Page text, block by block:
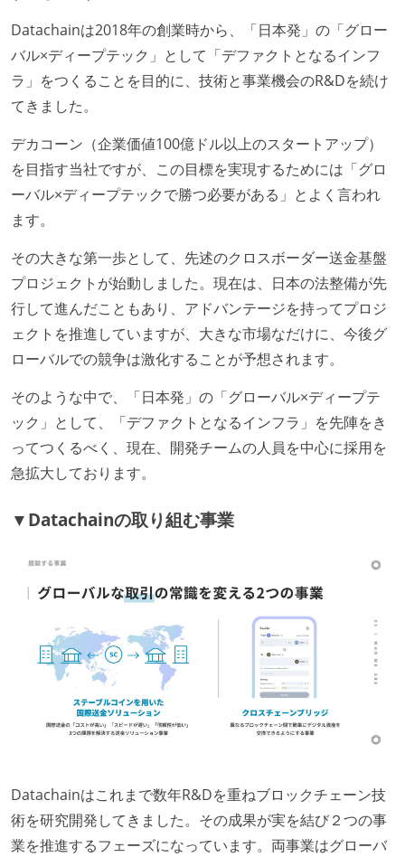
ドキュメントの整備やペアプロ、モブワークなど、ナ
レッジの共有を積極的に行っている（属人性を減らす
取り組みをしている）
1つのプロダクトを5チーム以上の開発チーム（ストリ
ームアラインド、プラットフォーム等）で分担して開
労働環境の自由度
日本国内であれば、居住地は問わずにフルリモートで
きる
2年以内に未就学児を子育てしながら働いていたエン
ジニアがいる
フレックスタイム制または裁量労働制を採用している
メンバーの多様性
外国籍の開発メンバーがいる
イベントへの業務参加やチケット負担など、会社とし
て、大規模カンファレンスへの参加を支援する制度が
ある
入社時には、各自希望のスペックの PC やディスプレ
イが支給される
希望者には定価 6 万円以上のオフィスチェアが支給さ
れる
ストックオプションまたは自社株購入支援制度がある
置）
Datachainは2018年の創業時から、「日本発」の「グロー
バル×ディープテック」として「デファクトとなるインフ
ラ」をつくることを目的に、技術と事業機会のR&Dを続け
てきました。
デカコーン（企業価値100億ドル以上のスタートアップ）
を目指す当社ですが、この目標を実現するためには「グロ
ーバル×ディープテックで勝つ必要がある」とよく言われ
ます。
その大きな第一歩として、先述のクロスボーダー送金基盤
プロジェクトが始動しました。現在は、日本の法整備が先
行して進んだこともあり、アドバンテージを持ってプロジ
ェクトを推進していますが、大きな市場なだけに、今後グ
ローバルでの競争は激化することが予想されます。
そのような中で、「日本発」の「グローバル×ディープテ
ック」として、「デファクトとなるインフラ」を先陣をき
ってつくるべく、現在、開発チームの人員を中心に採用を
急拡大しております。
▼Datachainの取り組む事業
Datachainはこれまで数年R&Dを重ねブロックチェーン技
術を研究開発してきました。その成果が実を結び２つの事
業を推進するフェーズになっています。両事業はグローバ